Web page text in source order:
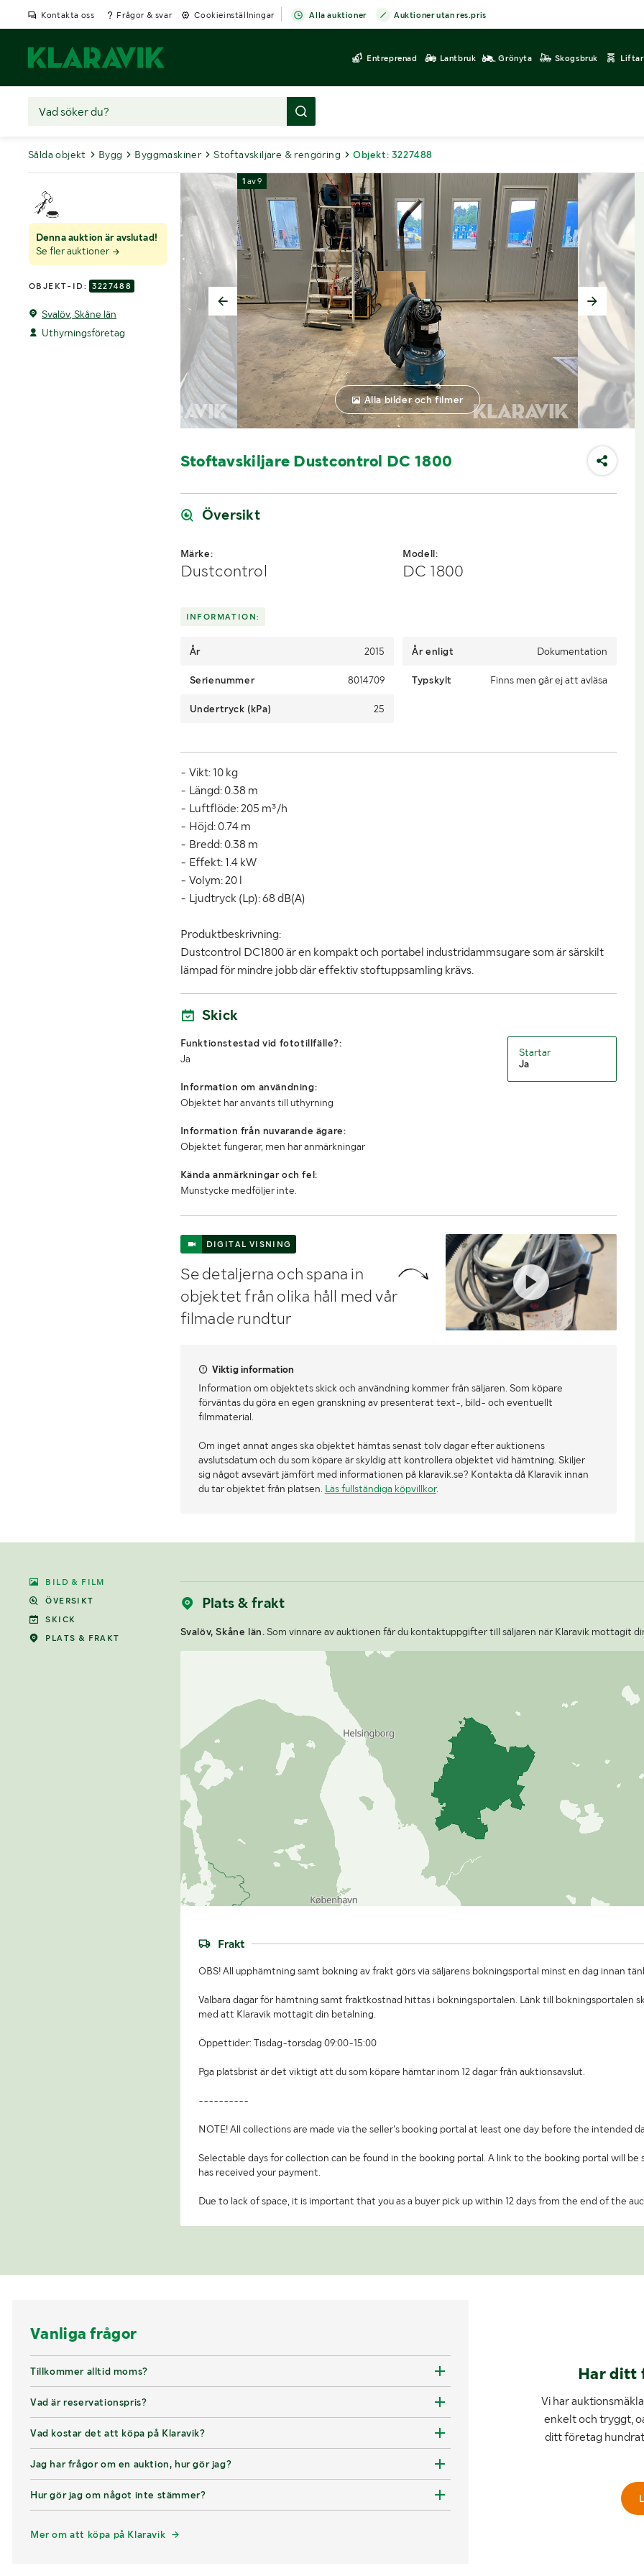
Kontakta oss Frågor & svar Cookieinställningar Alla auktioner Auktioner utan res.pris
Entreprenad Lantbruk Grönyta Skogsbruk Liftar
Sålda objekt Bygg Byggmaskiner Stoftavskiljare & rengöring Objekt: 3227488
Denna auktion är avslutad!
Se fler auktioner
OBJEKT-ID: 3227488
Svalöv, Skåne län
Uthyrningsföretag
BILD & FILM
ÖVERSIKT
SKICK
PLATS & FRAKT
1 av9
Alla bilder och filmer
Stoftavskiljare Dustcontrol DC 1800
Översikt
Märke:
Dustcontrol
Modell:
DC 1800
INFORMATION:
År 2015 År enligt Dokumentation
Serienummer 8014709 Typskylt Finns men går ej att avläsa
Undertryck (kPa) 25
- Vikt: 10 kg
- Längd: 0.38 m
- Luftflöde: 205 m³/h
- Höjd: 0.74 m
- Bredd: 0.38 m
- Effekt: 1.4 kW
- Volym: 20 l
- Ljudtryck (Lp): 68 dB(A)
Produktbeskrivning:
Dustcontrol DC1800 är en kompakt och portabel industridammsugare som är särskilt
lämpad för mindre jobb där effektiv stoftuppsamling krävs.
Skick
Funktionstestad vid fototillfälle?:
Ja
Information om användning:
Objektet har använts till uthyrning
Information från nuvarande ägare:
Objektet fungerar, men har anmärkningar
Kända anmärkningar och fel:
Munstycke medföljer inte.
Startar
Ja
DIGITAL VISNING
Se detaljerna och spana in
objektet från olika håll med vår
filmade rundtur
Viktig information
Information om objektets skick och användning kommer från säljaren. Som köpare
förväntas du göra en egen granskning av presenterat text-, bild- och eventuellt
filmmaterial.
Om inget annat anges ska objektet hämtas senast tolv dagar efter auktionens
avslutsdatum och du som köpare är skyldig att kontrollera objektet vid hämtning. Skiljer
sig något avsevärt jämfört med informationen på klaravik.se? Kontakta då Klaravik innan
du tar objektet från platsen. Läs fullständiga köpvillkor.
Plats & frakt
Svalöv, Skåne län.Som vinnare av auktionen får du kontaktuppgifter till säljaren när Klaravik mottagit
Frakt
OBS! All upphämtning samt bokning av frakt görs via säljarens bokningsportal minst en dag innan
Valbara dagar för hämtning samt fraktkostnad hittas i bokningsportalen. Länk till bokningsportalen
med att Klaravik mottagit din betalning.
Öppettider: Tisdag-torsdag 09:00-15:00
Pga platsbrist är det viktigt att du som köpare hämtar inom 12 dagar från auktionsavslut.
----------
NOTE! All collections are made via the seller's booking portal at least one day before the intended
Selectable days for collection can be found in the booking portal. A link to the booking portal will be
has received your payment.
Due to lack of space, it is important that you as a buyer pick up within 12 days from the end of the
Vanliga frågor
Tillkommer alltid moms?
Vad är reservationspris?
Vad kostar det att köpa på Klaravik?
Jag har frågor om en auktion, hur gör jag?
Hur gör jag om något inte stämmer?
Mer om att köpa på Klaravik
Har ditt
Vi har
enkelt och tryggt,
ditt företag